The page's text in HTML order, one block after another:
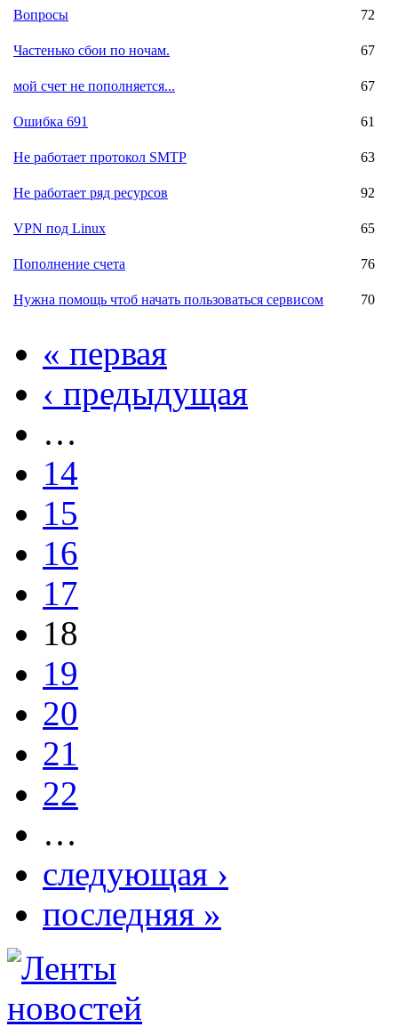
Вопросы 72
Частенько сбои по ночам. 67
мой счет не пополняется... 67
Ошибка 691 61
Не работает протокол SMTP 63
Не работает ряд ресурсов 92
VPN под Linux 65
Пополнение счета 76
Нужна помощь чтоб начать пользоваться сервисом 70
« первая
‹ предыдущая
…
14
15
16
17
18
19
20
21
22
…
следующая ›
последняя »